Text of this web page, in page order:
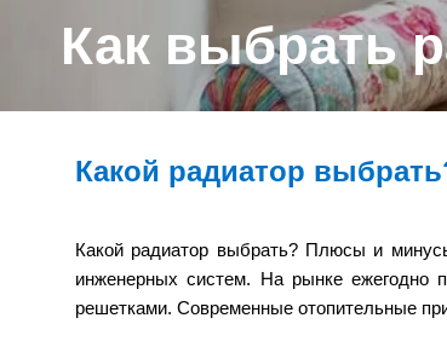
Как выбрать
Какой радиатор
Какой радиатор выбрать? Плюсы и
инженерных систем. На рынке ежегодно
решетками. Современные отопительные